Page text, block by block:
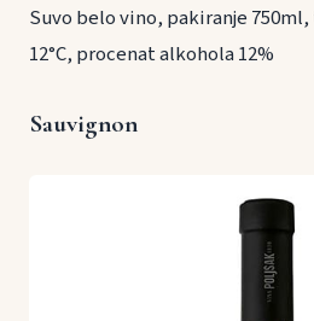
Suvo belo vino, pakiranje
12°C, procenat alkohola 12%
Sauvignon